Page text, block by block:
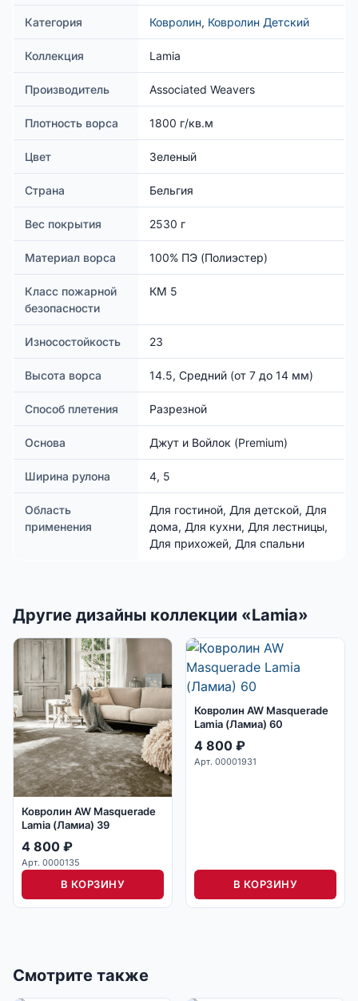
Категория Ковролин, Ковролин Детский
Коллекция Lamia
Производитель Associated Weavers
Плотность ворса 1800 г/кв.м
Цвет Зеленый
Страна Бельгия
Вес покрытия 2530 г
Материал ворса 100% ПЭ (Полиэстер)
Класс пожарной
безопасности
КМ 5
Износостойкость 23
Высота ворса 14.5, Средний (от 7 до 14 мм)
Способ плетения Разрезной
Основа Джут и Войлок (Premium)
Ширина рулона 4, 5
Область
применения
Для гостиной, Для детской, Для
дома, Для кухни, Для лестницы,
Для прихожей, Для спальни
Другие дизайны коллекции «Lamia»
Ковролин AW Masquerade
Lamia (Ламиа) 39
4 800 ₽
Арт. 0000135
В КОРЗИНУ
Ковролин AW Masquerade
Lamia (Ламиа) 60
4 800 ₽
Арт. 00001931
В КОРЗИНУ
Смотрите также